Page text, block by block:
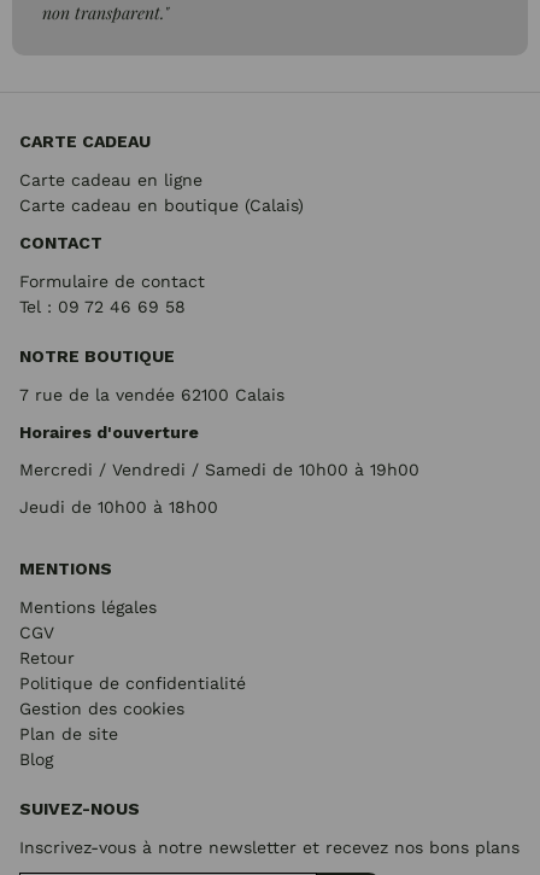
non transparent."
CARTE CADEAU
Carte cadeau en ligne
Carte cadeau en boutique (Calais)
CONTACT
Formulaire de contact
Tel : 09 72 46 69 58
NOTRE BOUTIQUE
7 rue de la vendée 62100 Calais
Horaires d'ouverture
Mercredi / Vendredi / Samedi de 10h00 à 19h00
Jeudi de 10h00 à 18h00
MENTIONS
Mentions légales
CGV
Retour
Politique de confidentialité
Gestion des cookies
Plan de site
Blog
SUIVEZ-NOUS
Inscrivez-vous à notre newsletter et recevez nos bons plans